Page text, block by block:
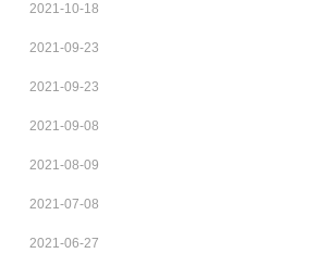
2021-10-18
2021-09-23
2021-09-23
2021-09-08
2021-08-09
2021-07-08
2021-06-27